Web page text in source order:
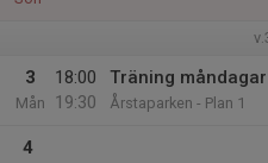
3
Mån
18:00
19:30
Träning måndagar
Årstaparken - Plan 1
4